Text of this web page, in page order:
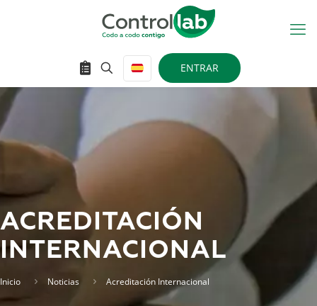
ENTRAR
ACREDITACIÓN
INTERNACIONAL
Inicio Noticias Acreditación Internacional